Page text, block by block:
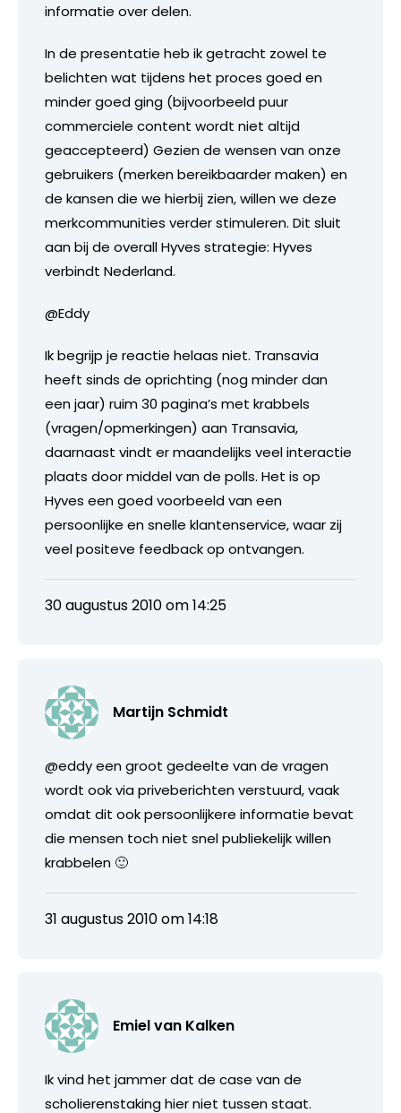
informatie over delen.
In de presentatie heb ik getracht zowel te
belichten wat tijdens het proces goed en
minder goed ging (bijvoorbeeld puur
commerciele content wordt niet altijd
geaccepteerd) Gezien de wensen van onze
gebruikers (merken bereikbaarder maken) en
de kansen die we hierbij zien, willen we deze
merkcommunities verder stimuleren. Dit sluit
aan bij de overall Hyves strategie: Hyves
verbindt Nederland.
@Eddy
Ik begrijp je reactie helaas niet. Transavia
heeft sinds de oprichting (nog minder dan
een jaar) ruim 30 pagina’s met krabbels
(vragen/opmerkingen) aan Transavia,
daarnaast vindt er maandelijks veel interactie
plaats door middel van de polls. Het is op
Hyves een goed voorbeeld van een
persoonlijke en snelle klantenservice, waar zij
veel positeve feedback op ontvangen.
30 augustus 2010 om 14:25
Martijn Schmidt
@eddy een groot gedeelte van de vragen
wordt ook via priveberichten verstuurd, vaak
omdat dit ook persoonlijkere informatie bevat
die mensen toch niet snel publiekelijk willen
krabbelen 🙂
31 augustus 2010 om 14:18
Emiel van Kalken
Ik vind het jammer dat de case van de
scholierenstaking hier niet tussen staat.